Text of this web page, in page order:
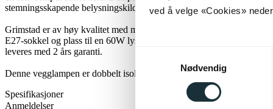
ved å velge «Cookies»
Nødvendig
stemningsskapende belysningskilde på stue eller kjøkken.
Grimstad er av høy kvalitet med metallkonstruksjon i tidløst design.
E27-sokkel og plass til en 60W lyskilde. Enkelt å montere med
leveres med 2 års garanti.
Denne vegglampen er dobbelt isolert og energieffektiv med
Spesifikasjoner
Anmeldelser